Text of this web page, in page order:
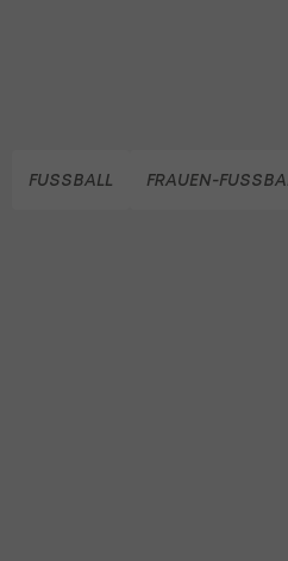
FUSSBALL FRAUEN-